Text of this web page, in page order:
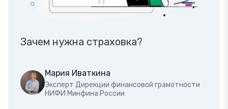
Зачем нужна страховка?
Мария Иваткина
Эксперт Дирекции финансовой грамотности
НИФИ Минфина России